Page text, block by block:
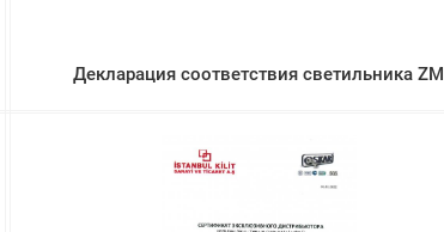
Декларация соответствия светильника ZM